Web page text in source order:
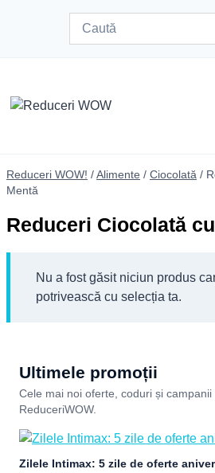
Reduceri WOW! / Alimente / Ciocolată /
Mentă
Reduceri Ciocolată
Nu a fost găsit niciun produs
potrivească cu selecția ta.
Ultimele promoții
Cele mai noi oferte, coduri și campanii
ReduceriWOW.
Zilele Intimax: 5 zile de oferte